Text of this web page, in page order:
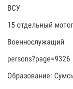
ВСУ
15 отдельный
Военнослужащий
persons?page=9326
Образование: